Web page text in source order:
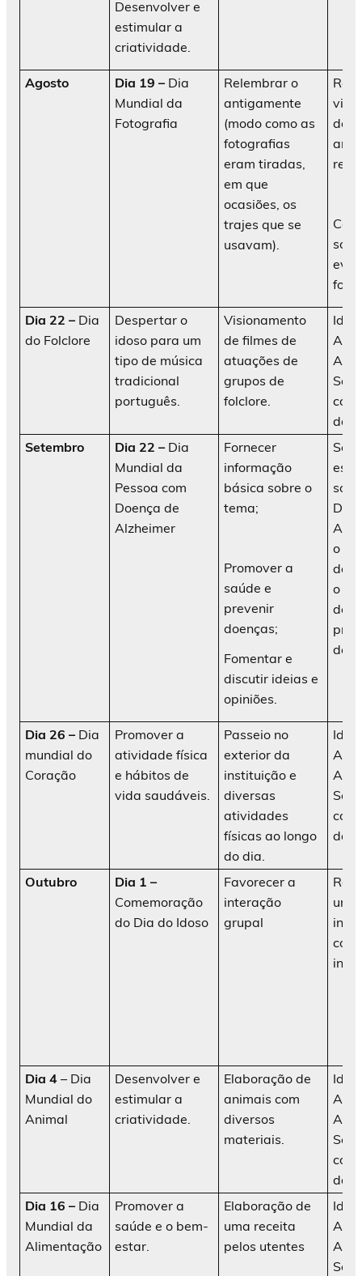
Desenvolver e
estimular a
criatividade.
Agosto Dia 19 – Dia
Mundial da
Fotografia
Relembrar o
antigamente
(modo como as
fotografias
eram tiradas,
em que
ocasiões, os
trajes que se
usavam).
de
Dia 22 – Dia
do Folclore
Despertar o
idoso para um
tipo de música
tradicional
português.
Visionamento
de filmes de
atuações de
grupos de
folclore.
da
Setembro
Dia 22 – Dia
Mundial da
Pessoa com
Doença de
Alzheimer
Fornecer
informação
básica sobre o
tema;
Promover a
saúde e
prevenir
doenças;
Fomentar e
discutir ideias e
opiniões.
o
de
o
de
Dia 26 – Dia
mundial do
Coração
Promover a
atividade física
e hábitos de
vida saudáveis.
Passeio no
exterior da
instituição e
diversas
atividades
físicas ao longo
do dia.
da
Outubro
Dia 1 –
Comemoração
do Dia do Idoso
Favorecer a
interação
grupal
um
Dia 4 – Dia
Mundial do
Animal
Desenvolver e
estimular a
criatividade.
Elaboração de
animais com
diversos
materiais.
da
Dia 16 – Dia
Mundial da
Alimentação
Promover a
saúde e o bem-
estar.
Elaboração de
uma receita
pelos utentes